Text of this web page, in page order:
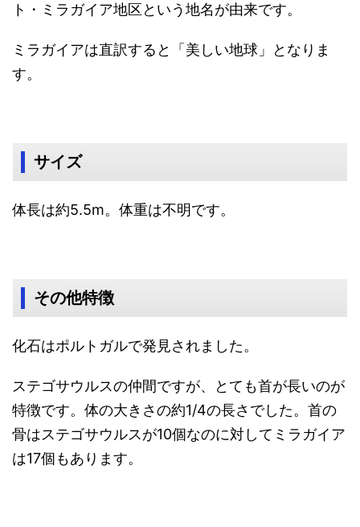
ト・ミラガイア地区という地名が由来です。
ミラガイアは直訳すると「美しい地球」となりま
す。
サイズ
体長は約5.5m。体重は不明です。
その他特徴
化石はポルトガルで発見されました。
ステゴサウルスの仲間ですが、とても首が長いのが
特徴です。体の大きさの約1/4の長さでした。首の
骨はステゴサウルスが10個なのに対してミラガイア
は17個もあります。